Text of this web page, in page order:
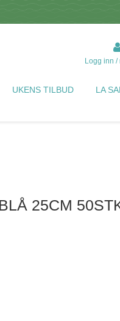
Logg inn /
UKENS TILBUD
LA
25CM